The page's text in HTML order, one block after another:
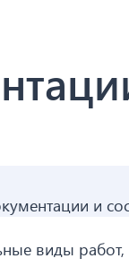
и
виды